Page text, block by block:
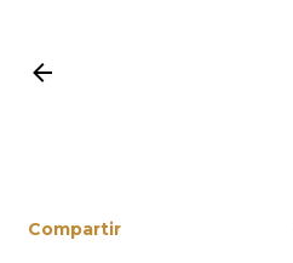
Compartir